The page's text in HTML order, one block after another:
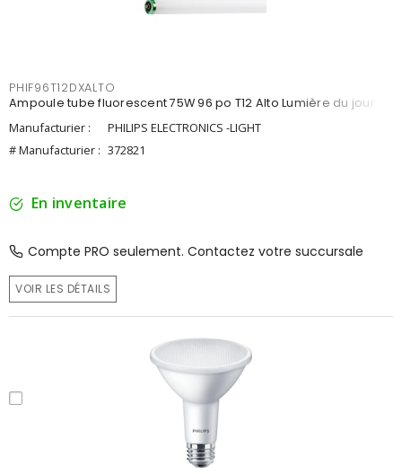
PHIF96T12DXALTO
Ampoule tube fluorescent 75W 96 po T12 Alto Lumière du jour
Manufacturier :
PHILIPS ELECTRONICS -LIGHT
# Manufacturier : 372821
En inventaire
Compte PRO seulement. Contactez votre succursale
VOIR LES DÉTAILS